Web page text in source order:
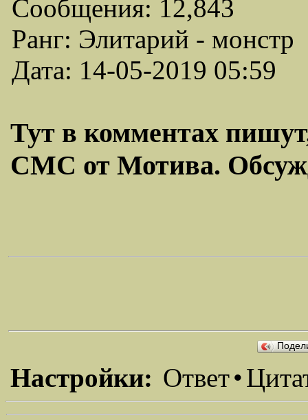
Сообщения: 12,843
Ранг: Элитарий - монстр
Дата: 14-05-2019 05:59
Тут в комментах
СМС от Мотива.
Настройки: Ответ•